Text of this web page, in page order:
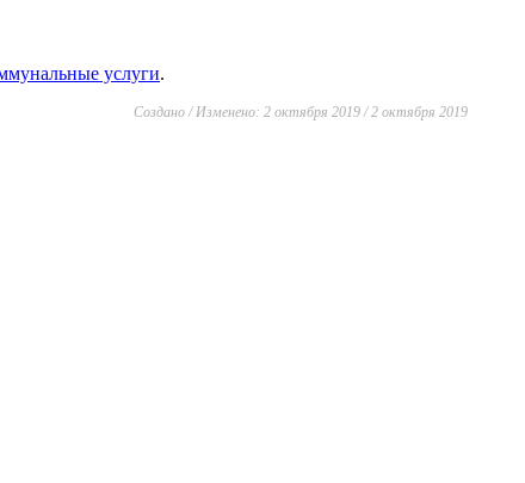
услуги.
Создано / Изменено: 2 октября 2019 / 2 октября 2019